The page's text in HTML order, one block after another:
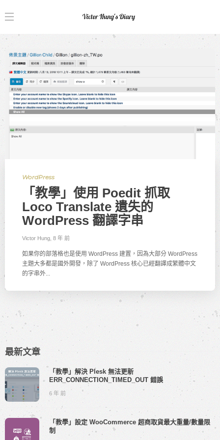
WordPress
「教學」使用 Poedit 抓取
Loco Translate 遺失的
WordPress 翻譯字串
Victor Hung 8 年 前
如果你的部落格也是使用 WordPress 建置，因為大部分 WordPress
主題大多都是國外開發，除了 WordPress 核心已經翻譯成繁體中文
的字串外...
最新文章
「教學」解決 Plesk 無法更新
ERR_CONNECTION_TIMED_OUT 錯誤
6 年 前
「教學」設定 WooCommerce 超商取貨最大重量/數量限
制